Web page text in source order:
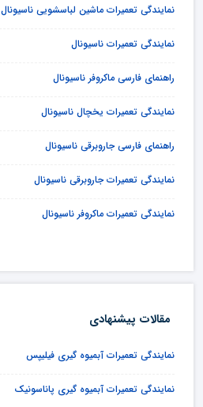
نمایندگی تعمیرات ماشین لباسشویی ناسیونال
نمایندگی تعمیرات ناسیونال
راهنمای فارسی ماکروفر ناسیونال
نمایندگی تعمیرات یخچال ناسیونال
راهنمای فارسی جاروبرقی ناسیونال
نمایندگی تعمیرات جاروبرقی ناسیونال
نمایندگی تعمیرات ماکروفر ناسیونال
مقالات پیشنهادی
نمایندگی تعمیرات آبمیوه گیری فیلیپس
نمایندگی تعمیرات آبمیوه گیری پاناسونیک